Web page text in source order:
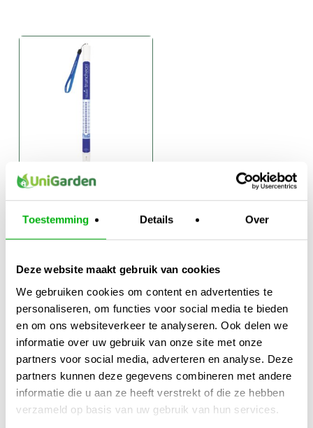
Toestemming Details Over
Deze website maakt gebruik van cookies
We gebruiken cookies om content en advertenties te
personaliseren, om functies voor social media te bieden
en om ons websiteverkeer te analyseren. Ook delen we
informatie over uw gebruik van onze site met onze
partners voor social media, adverteren en analyse. Deze
partners kunnen deze gegevens combineren met andere
informatie die u aan ze heeft verstrekt of die ze hebben
verzameld op basis van uw gebruik van hun services.
truncheon EC
meter
€109,95